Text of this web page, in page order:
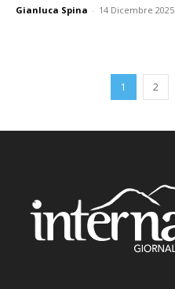
Gianluca Spina - 14 Dicembre 2025
1 2